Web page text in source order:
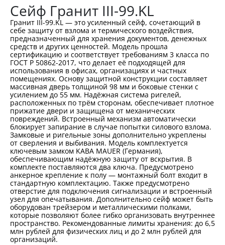
Сейф Гранит III-99.KL
Гранит III-99.KL — это усиленный сейф, сочетающий в
себе защиту от взлома и термического воздействия,
предназначенный для хранения документов, денежных
средств и других ценностей. Модель прошла
сертификацию и соответствует требованиям 3 класса по
ГОСТ Р 50862-2017, что делает её подходящей для
использования в офисах, организациях и частных
помещениях. Основу защитной конструкции составляет
массивная дверь толщиной 98 мм и боковые стенки с
усилением до 55 мм. Надёжная система ригелей,
расположенных по трём сторонам, обеспечивает плотное
прижатие двери и защищена от механических
повреждений. Встроенный механизм автоматически
блокирует запирание в случае попытки силового взлома.
Замковые и ригельные зоны дополнительно укреплены
от сверления и выбивания. Модель комплектуется
ключевым замком KABA MAUER (Германия),
обеспечивающим надёжную защиту от вскрытия. В
комплекте поставляются два ключа. Предусмотрено
анкерное крепление к полу — монтажный болт входит в
стандартную комплектацию. Также предусмотрено
отверстие для подключения сигнализации и встроенный
узел для опечатывания. Дополнительно сейф может быть
оборудован трейзером и металлическими полками,
которые позволяют более гибко организовать внутреннее
пространство. Рекомендованные лимиты хранения: до 6,5
млн рублей для физических лиц и до 2 млн рублей для
организаций.